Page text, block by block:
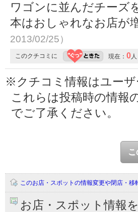
ワゴンに並んだチーズ
本はおしゃれなお店が
2013/02/25）
このクチコミに 現在： 0人
※クチコミ情報はユー
これらは投稿時の情報
でご了承ください。
このお店・スポットの情報変更や閉店・移
お店・スポット情報